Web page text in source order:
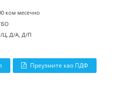
ком месечно
Ц, Д/А, Д/П
Преузмите као ПДФ